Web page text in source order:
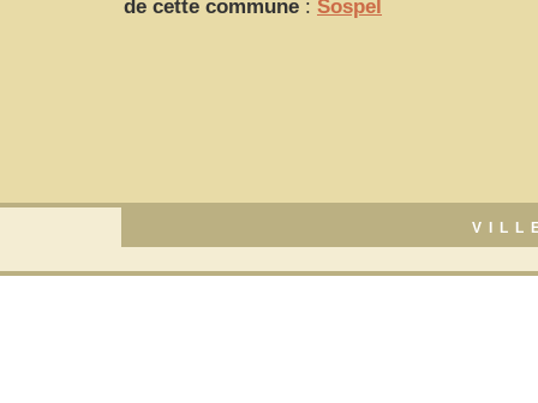
de cette commune : Sospel